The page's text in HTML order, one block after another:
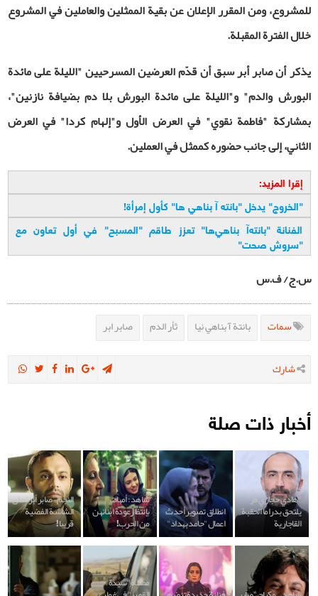
للمشروع، ومن المقرر الإعلان عن بقية الممثلين والعاملين في المشروع
خلال الفترة المقبلة.
يذكر أن صابر أبر سبق أن قدّم العرضين المسرحيين "الليلة على مائدة
البورش والدم" و"الليلة على مائدة البورش بلا دم بضيافة نازنين"،
بمشاركة "فاطمة نقوي" في العرض الأول و"إلهام كردا" في العرض
الثاني، إلى جانب حضوره كممثل في العملين.
إقرا المزيد:
"الخروج" يدخل "بانته آ بناهي ها" كأول إمرأة!
الفنانة "بانته‌آ بناهي‌ها" تعزز طاقم "المسبح" في أول تعاون مع
"سروش صحت"
س.ج/ ف.س
سمات بانتة آ بناهي نيا ثأر الدم صابر ابر
شارك
أخبار ذات صلة
"هادي حجازي فر"
يلتحق بدراما الحقبة
القاجارية
انطلاق تصوير أحدث
اعمال "حامد بهداد"
شاهد: أمهات
بإنتظارعودة ابنائهن
من الحرب!
النجم "صابر أبر" على
الشاشة الفضية
قريبا!
ممثلة "سيدة